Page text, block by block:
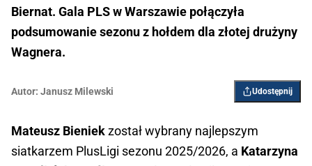
Biernat. Gala PLS w Warszawie połączyła
podsumowanie sezonu z hołdem dla złotej drużyny
Wagnera.
Autor: Janusz Milewski Udostępnij
Mateusz Bieniek został wybrany najlepszym
siatkarzem PlusLigi sezonu 2025/2026, a Katarzyna